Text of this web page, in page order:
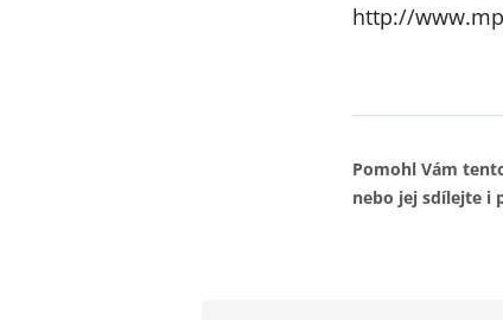
http://
Pomohl Vám
nebo jej sdílejte i